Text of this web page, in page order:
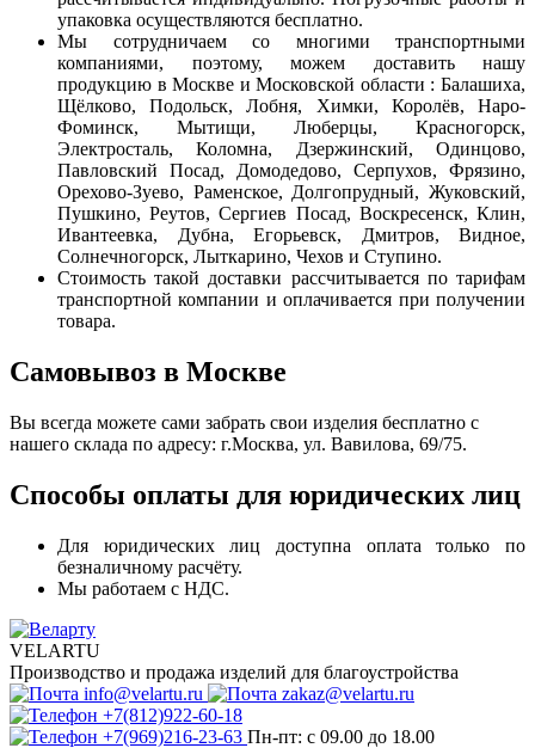
упаковка осуществляются бесплатно.
Мы сотрудничаем со многими транспортными
компаниями, поэтому, можем доставить нашу
продукцию в Москве и Московской области : Балашиха,
Щёлково, Подольск, Лобня, Химки, Королёв, Наро-
Фоминск, Мытищи, Люберцы, Красногорск,
Электросталь, Коломна, Дзержинский, Одинцово,
Павловский Посад, Домодедово, Серпухов, Фрязино,
Орехово-Зуево, Раменское, Долгопрудный, Жуковский,
Пушкино, Реутов, Сергиев Посад, Воскресенск, Клин,
Ивантеевка, Дубна, Егорьевск, Дмитров, Видное,
Солнечногорск, Лыткарино, Чехов и Ступино.
Стоимость такой доставки рассчитывается по тарифам
транспортной компании и оплачивается при получении
товара.
Самовывоз в Москве
Вы всегда можете сами забрать свои изделия бесплатно с
нашего склада по адресу: г.Москва, ул. Вавилова, 69/75.
Способы оплаты для юридических лиц
Для юридических лиц доступна оплата только по
безналичному расчёту.
Мы работаем с НДС.
VELARTU
Производство и продажа изделий для благоустройства
info@velartu.ru
zakaz@velartu.ru
+7(812)922-60-18
+7(969)216-23-63 Пн-пт: с 09.00 до 18.00